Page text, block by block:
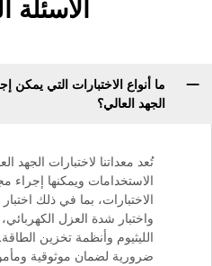
الأسئلة
ما أنواع الاختبارات التي يمكن
الجهد العالي؟
تُعد معداتنا لاختبارات الجهد
الاستخدامات ويمكنها
الاختبارات، بما في ذلك
واختبار شدة العزل
الليثيوم وأنظمة تخزين
ضرورية لضمان موثوقية